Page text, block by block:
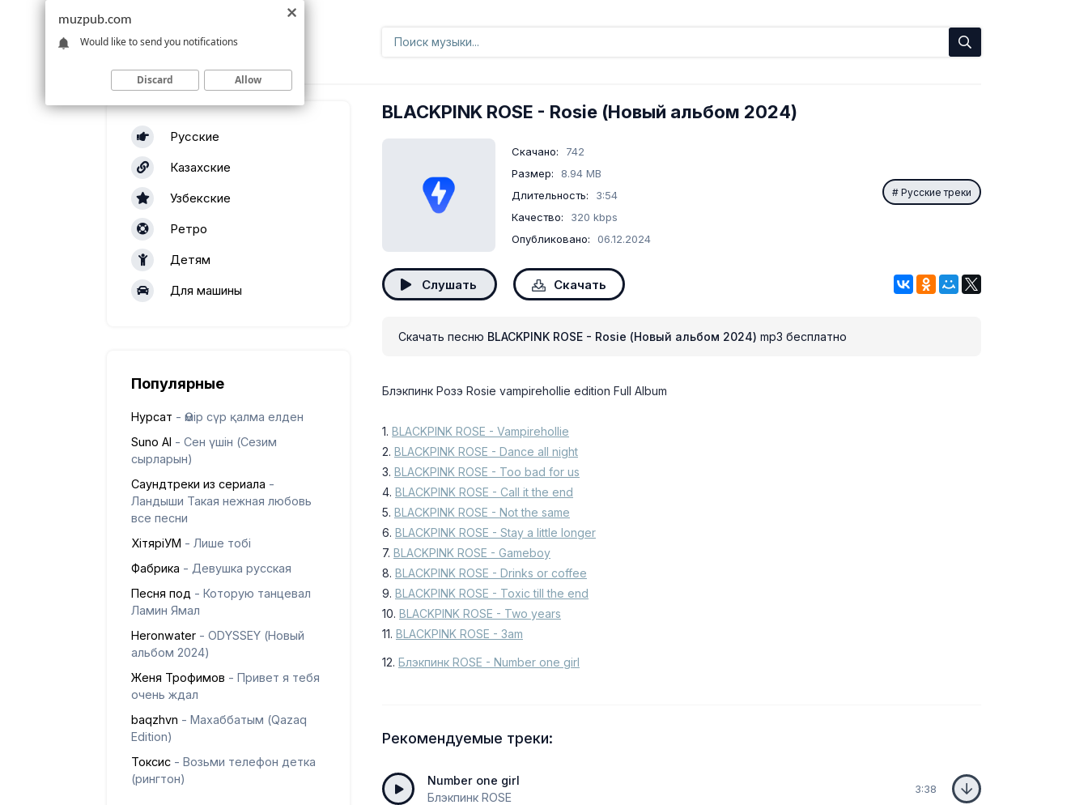
Русские
Казахские
Узбекские
Ретро
Детям
Для машины
Популярные
Нурсат - Өмір сүр қалма елден
Suno AI - Сен үшін (Сезим
сырларын)
Саундтреки из сериала -
Ландыши Такая нежная любовь
все песни
ХітяріУМ - Лише тобі
Фабрика - Девушка русская
Песня под - Которую танцевал
Ламин Ямал
Heronwater - ODYSSEY (Новый
альбом 2024)
Женя Трофимов - Привет я тебя
очень ждал
baqzhvn - Махаббатым (Qazaq
Edition)
Токсис - Возьми телефон детка
(рингтон)
BLACKPINK ROSE - Rosie (Новый альбом 2024)
Скачано:
742
Размер:
8.94 MB
Длительность:
3:54
Качество:
320 kbps
Опубликовано:
06.12.2024
Русские треки
Слушать Скачать
Скачать песню BLACKPINK ROSE - Rosie (Новый альбом 2024) mp3 бесплатно
Блэкпинк Розэ Rosie vampirehollie edition Full Album
1. BLACKPINK ROSE - Vampirehollie
2. BLACKPINK ROSE - Dance all night
3. BLACKPINK ROSE - Too bad for us
4. BLACKPINK ROSE - Call it the end
5. BLACKPINK ROSE - Not the same
6. BLACKPINK ROSE - Stay a little longer
7. BLACKPINK ROSE - Gameboy
8. BLACKPINK ROSE - Drinks or coffee
9. BLACKPINK ROSE - Toxic till the end
10. BLACKPINK ROSE - Two years
11. BLACKPINK ROSE - 3am
12. Блэкпинк ROSE - Number one girl
Рекомендуемые треки:
Number one girl
Блэкпинк ROSE
3:38
muzpub.com
Would like to send you notifications
Discard Allow